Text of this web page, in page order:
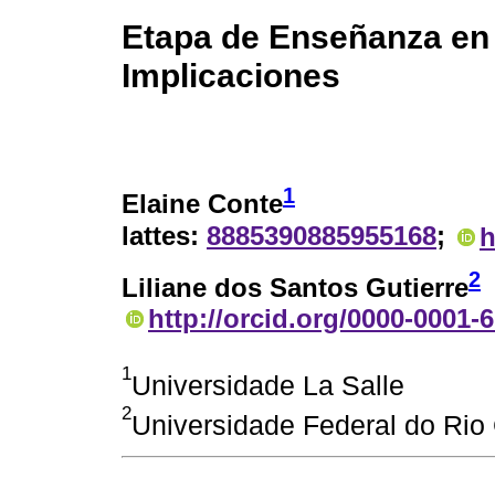
Etapa de Enseñanza
Implicaciones
Elaine Conte1
lattes: 8885390885955168;
Liliane dos Santos Gutierre2
http://orcid.org/0000-0001-
1Universidade La Salle
2Universidade Federal do Rio